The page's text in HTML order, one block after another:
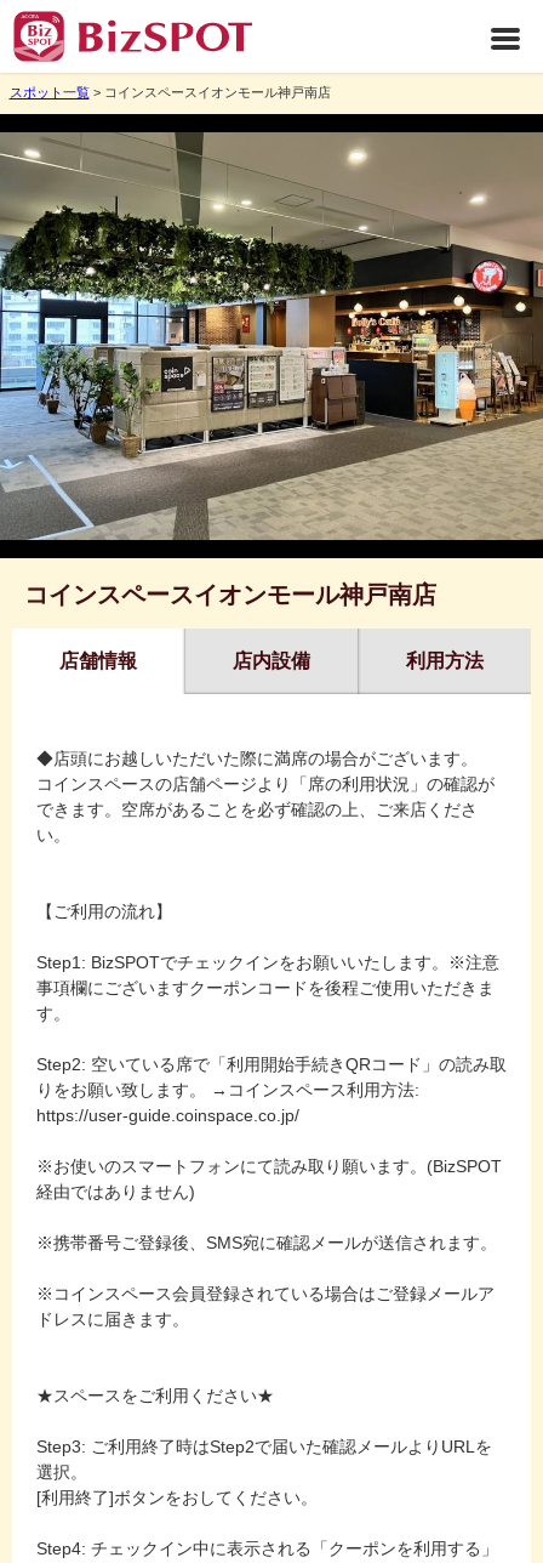
スポット一覧> コインスペースイオンモール神戸南店
コインスペースイオンモール神戸南店
店舗情報 店内設備 利用方法
◆店頭にお越しいただいた際に満席の場合がございます。
コインスペースの店舗ページより「席の利用状況」の確認が
できます。空席があることを必ず確認の上、ご来店くださ
い。
【ご利用の流れ】
Step1: BizSPOTでチェックインをお願いいたします。※注意
事項欄にございますクーポンコードを後程ご使用いただきま
す。
Step2: 空いている席で「利用開始手続きQRコード」の読み取
りをお願い致します。 →コインスペース利用方法:
https://user-guide.coinspace.co.jp/
※お使いのスマートフォンにて読み取り願います。(BizSPOT
経由ではありません)
※携帯番号ご登録後、SMS宛に確認メールが送信されます。
※コインスペース会員登録されている場合はご登録メールア
ドレスに届きます。
★スペースをご利用ください★
Step3: ご利用終了時はStep2で届いた確認メールよりURLを
選択。
[利用終了]ボタンをおしてください。
Step4: チェックイン中に表示される「クーポンを利用する」